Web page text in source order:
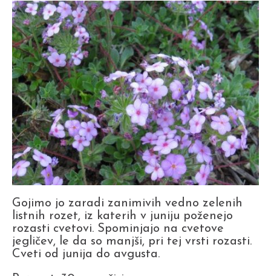
Gojimo jo zaradi zanimivih vedno zelenih
listnih rozet, iz katerih v juniju poženejo
rozasti cvetovi. Spominjajo na cvetove
jegličev, le da so manjši, pri tej vrsti rozasti.
Cveti od junija do avgusta.